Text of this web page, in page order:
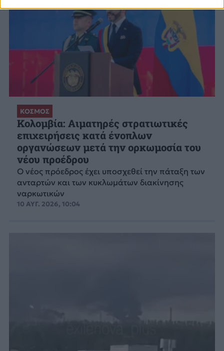
ΚΟΣΜΟΣ
Κολομβία: Αιματηρές στρατιωτικές
επιχειρήσεις κατά ένοπλων
οργανώσεων μετά την ορκωμοσία του
νέου προέδρου
Ο νέος πρόεδρος έχει υποσχεθεί την πάταξη των
ανταρτών και των κυκλωμάτων διακίνησης
ναρκωτικών
10 ΑΥΓ. 2026, 10:04